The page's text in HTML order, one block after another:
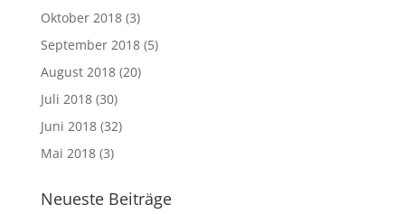
Oktober 2018(3)
September 2018(5)
August 2018(20)
Juli 2018(30)
Juni 2018(32)
Mai 2018(3)
Neueste Beiträge